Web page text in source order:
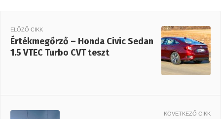
ELŐZŐ CIKK
Értékmegőrző – Honda Civic Sedan
1.5 VTEC Turbo CVT teszt
KÖVETKEZŐ CIKK